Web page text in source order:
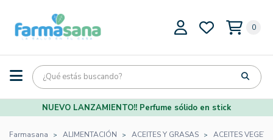
0
NUEVO LANZAMIENTO!! Perfume sólido en stick
Farmasana ALIMENTACIÓN ACEITES Y GRASAS ACEITES